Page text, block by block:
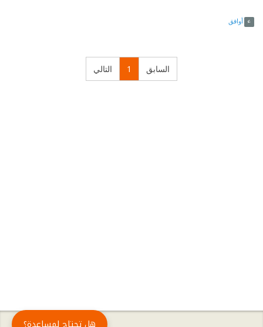
أوافق
السابق 1 التالي